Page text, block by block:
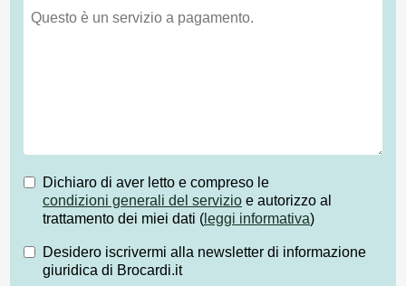
Dichiaro di aver letto e compreso le
condizioni generali del servizio e autorizzo al
trattamento dei miei dati ( leggi informativa)
Desidero iscrivermi alla newsletter di informazione
giuridica di Brocardi.it